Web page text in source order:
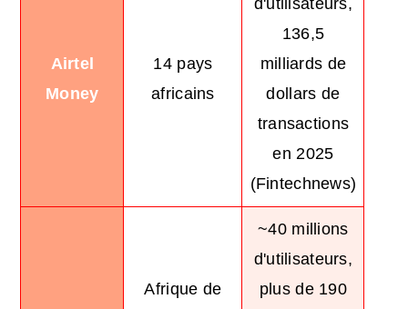
Airtel
Money
14 pays
africains
d'utilisateurs,
136,5
milliards de
dollars de
transactions
en 2025
(Fintechnews)
Afrique de
~40 millions
d'utilisateurs,
plus de 190